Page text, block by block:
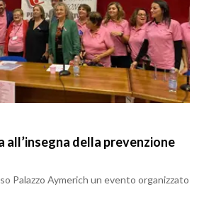
all’insegna della prevenzione
Palazzo Aymerich un evento organizzato